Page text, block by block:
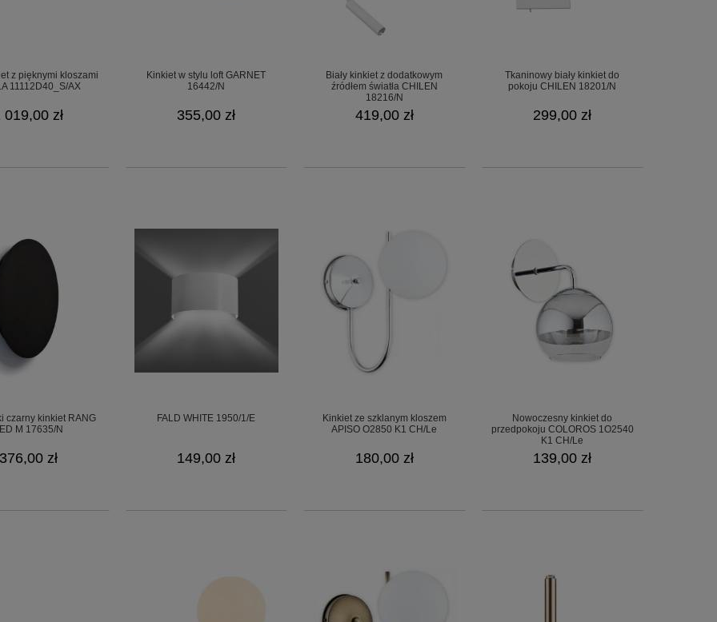
z pięknymi kloszami
11112D40_S/AX
019,00 zł
Kinkiet w stylu loft GARNET
16442/N
355,00 zł
Biały kinkiet z dodatkowym
źródłem światła CHILEN
18216/N
419,00 zł
Tkaninowy biały kinkiet do
pokoju CHILEN 18201/N
299,00 zł
czarny kinkiet RANG
M 17635/N
376,00 zł
FALD WHITE 1950/1/E
149,00 zł
Kinkiet ze szklanym kloszem
APISO O2850 K1 CH/Le
180,00 zł
Nowoczesny kinkiet do
przedpokoju COLOROS 1O2540
K1 CH/Le
139,00 zł